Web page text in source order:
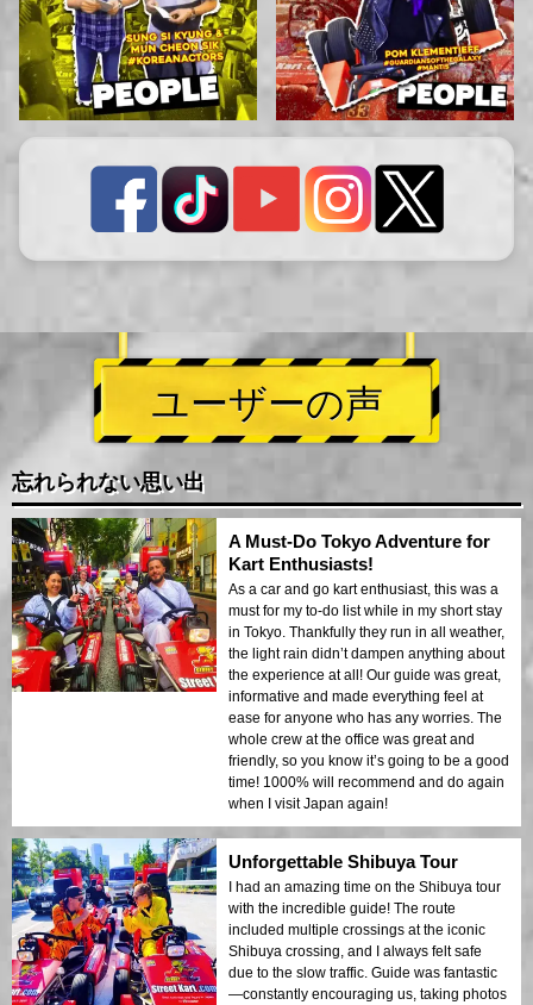
ユーザーの声
忘れられない思い出
A Must-Do Tokyo Adventure for
Kart Enthusiasts!
As a car and go kart enthusiast, this was a
must for my to-do list while in my short stay
in Tokyo. Thankfully they run in all weather,
the light rain didn’t dampen anything about
the experience at all! Our guide was great,
informative and made everything feel at
ease for anyone who has any worries. The
whole crew at the office was great and
friendly, so you know it’s going to be a good
time! 1000% will recommend and do again
when I visit Japan again!
Unforgettable Shibuya Tour
I had an amazing time on the Shibuya tour
with the incredible guide! The route
included multiple crossings at the iconic
Shibuya crossing, and I always felt safe
due to the slow traffic. Guide was fantastic
—constantly encouraging us, taking photos